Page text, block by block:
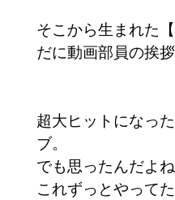
そこから生まれた
だに動画部員の挨
超大ヒットになっ
ブ。
でも思ったんだよ
これずっとやって